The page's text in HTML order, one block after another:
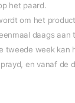
het paard.
om het
daags aan
tweede week kan
en vanaf de